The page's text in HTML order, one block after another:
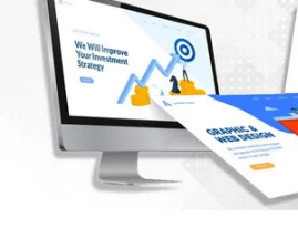
মুক্তিযুদ্ধ
ছিল না :
ঢাকায় হালকা
কোথাও
বর্ষণের